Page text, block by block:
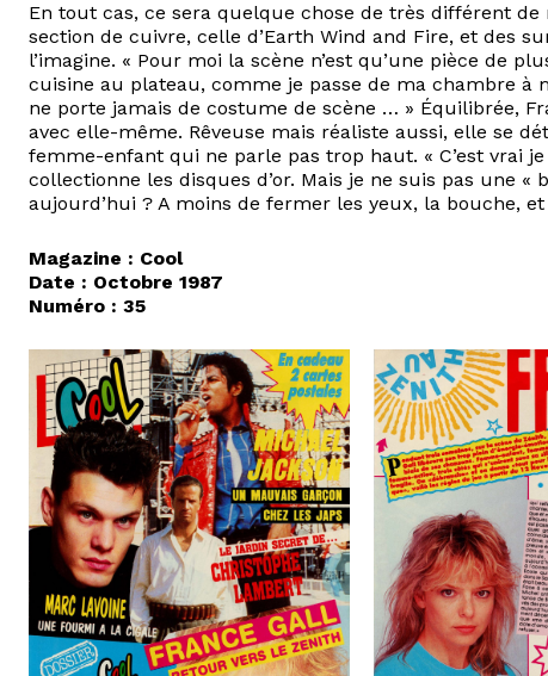
En tout cas, ce sera quelque chose de très différent
section de cuivre, celle d’Earth Wind and Fire, et des
l’imagine. « Pour moi la scène n’est qu’une pièce de
cuisine au plateau, comme je passe de ma chambre à
ne porte jamais de costume de scène … » Équilibrée,
avec elle-même. Rêveuse mais réaliste aussi, elle se
femme-enfant qui ne parle pas trop haut. « C’est vrai
collectionne les disques d’or. Mais je ne suis pas une
aujourd’hui ? A moins de fermer les yeux, la bouche,
Magazine : Cool
Date : Octobre 1987
Numéro : 35